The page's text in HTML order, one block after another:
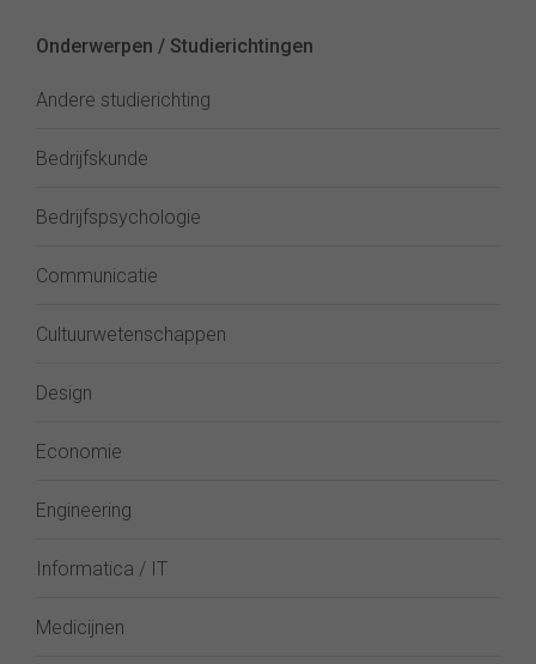
Onderwerpen / Studierichtingen
Andere studierichting
Bedrijfskunde
Bedrijfspsychologie
Communicatie
Cultuurwetenschappen
Design
Economie
Engineering
Informatica / IT
Medicijnen